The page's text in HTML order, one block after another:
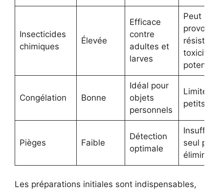
Insecticides
chimiques
Élevée
Efficace
contre
adultes et
larves
Peut
toxicité
Congélation Bonne
Idéal pour
objets
personnels
Limité
petits
Pièges Faible
Détection
optimale
seul pour
Les préparations initiales sont indispensables,